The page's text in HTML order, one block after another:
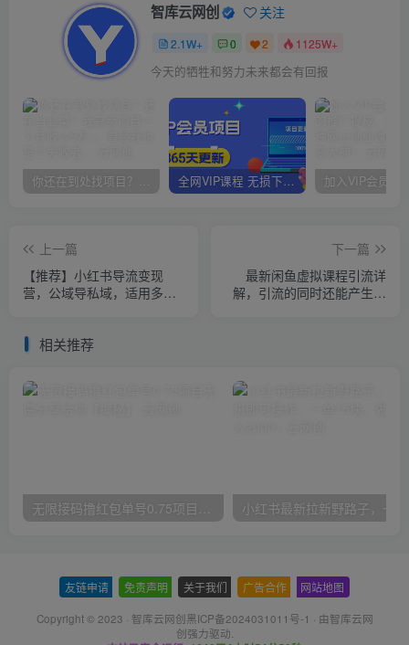
智库云网创 关注
2.1W+ 0 2 1125W+
今天的牺牲和努力未来都会有回报
你还在到处找项目？还在当韭菜？我靠卖项目一个月收入5万+，曾经我也是个失败者。 全网VIP课程 无损下载~
上一篇
【推荐】小红书导流变现
营，公域导私域，适用多数
下一篇
最新闲鱼虚拟课程引流详
解，引流的同时还能产生收
相关推荐
无限接码撸红包单号0.75项目无偿分享给你【揭秘】
友链申请 免责声明 关于我们 广告合作 网站地图
Copyright © 2023 · 智库云网创黑ICP备2024031011号-1 · 由智库云网
创强力驱动.